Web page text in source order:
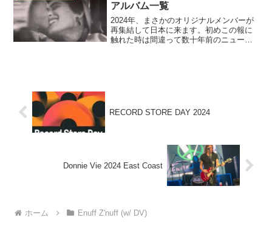
アルバム一覧
2024年、まさかのオリジナルメンバーが
再集結して日本に来ます。初めこの報に
触れた時は間違って数十年前のニュース
RECORD STORE DAY 2024
Donnie Vie 2024 East Coast
ホーム Enuff Z'nuff (w/ DV)